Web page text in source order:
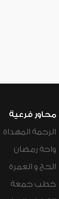
محاور فرعية
الرحمة المهداة
واحة رمضان
الحج و العمرة
خطب جمعة